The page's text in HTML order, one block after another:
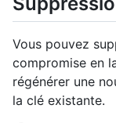
Vous pouvez
compromise en
régénérer une
la clé existante.